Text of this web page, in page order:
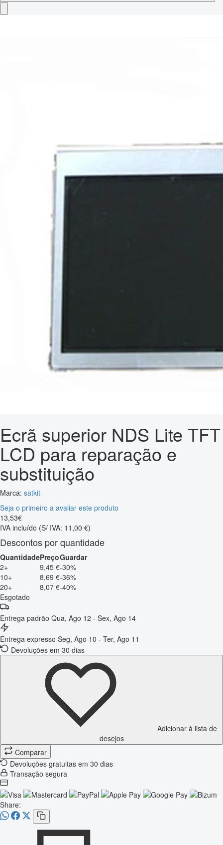
Ecrã superior NDS Lite TFT
LCD para reparação e
substituição
Marca: satkit
Seja o primeiro a avaliar este produto
13,53€
IVA incluído (S/ IVA: 11,00 €)
Descontos por quantidade
QuantidadePreçoGuardar
2+
9,45 €-30%
10+
8,69 €-36%
20+
8,07 €-40%
Esgotado
Entrega padrão Qua, Ago 12 - Sex, Ago 14
Entrega expresso Seg, Ago 10 - Ter, Ago 11
Devoluções em 30 dias
Adicionar à lista de
desejos
Comparar
Devoluções gratuitas em 30 dias
Transação segura
Share: